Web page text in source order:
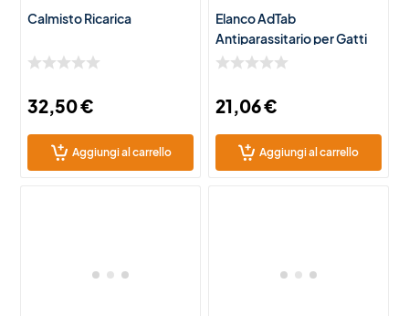
Calmisto Ricarica
32,50€
Aggiungi al carrello
Elanco AdTab
Antiparassitario per Gatti
0,5-2 kg – 3 Compresse
Zecche
21,06€
Aggiungi al carrello